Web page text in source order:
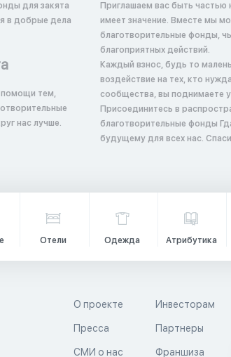
для закята
в добрые дела
помощи тем,
нас лучше.
Приглашаем вас быть
имеет значение. Вместе мы
благотворительные фонды,
благоприятных действий.
Каждый взнос, будь то
воздействие на тех, кто
сообщества, вы поднимаете
Присоединитесь в
благотворительные фонды
будущему для всех нас.
Отели Одежда Атрибутика
О проекте
Пресса
СМИ о нас
Инвесторам
Партнеры
Франшиза